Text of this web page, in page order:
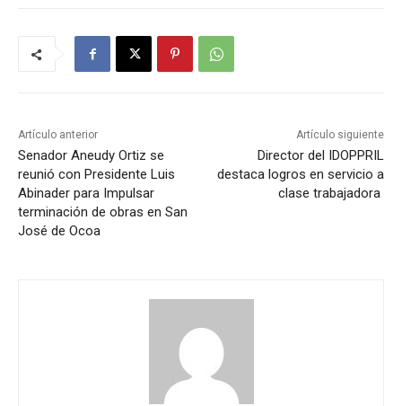
Artículo anterior
Senador Aneudy Ortiz se
reunió con Presidente Luis
Abinader para Impulsar
terminación de obras en San
José de Ocoa
Artículo siguiente
Director del IDOPPRIL
destaca logros en servicio a
clase trabajadora ⁣⁣